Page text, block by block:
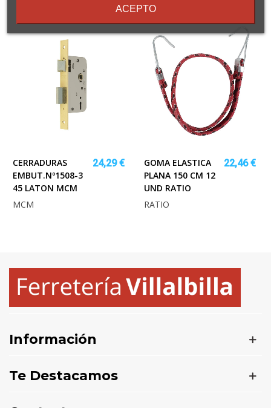
CERRADURAS
EMBUT.Nº1508-3
45 LATON MCM
24,29 €
MCM
GOMA ELASTICA
PLANA 150 CM 12
UND RATIO
22,46 €
RATIO
Información
Te Destacamos
ACEPTO